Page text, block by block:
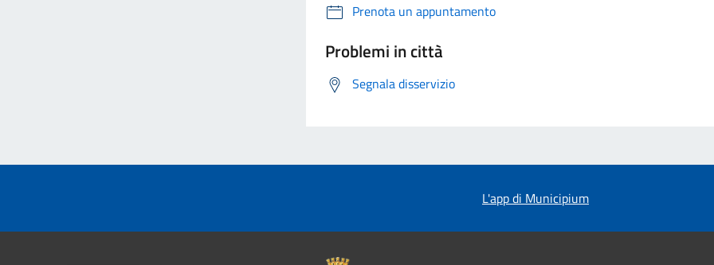
Prenota un appuntamento
Problemi in città
Segnala disservizio
L'app di Municipium